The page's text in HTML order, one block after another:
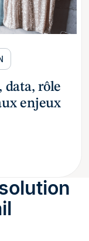
data, rôle
enjeux